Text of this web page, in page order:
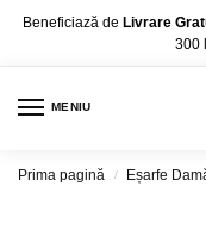
Beneficiază de Livrare
300
MENIU
Prima pagină / Eșarfe